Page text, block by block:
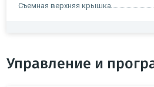
Съемная верхняя крышка
Управление и